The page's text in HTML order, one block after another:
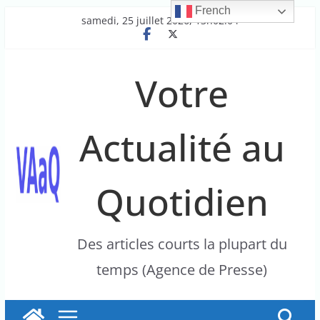
samedi, 25 juillet 2026, 13h02:04
Votre
Actualité au
Quotidien
Des articles courts la plupart du
temps (Agence de Presse)
French